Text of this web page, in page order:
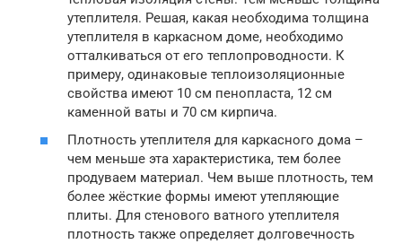
утеплителя. Решая, какая необходима толщина
утеплителя в каркасном доме, необходимо
отталкиваться от его теплопроводности. К
примеру, одинаковые теплоизоляционные
свойства имеют 10 см пенопласта, 12 см
каменной ваты и 70 см кирпича.
Плотность утеплителя для каркасного дома –
чем меньше эта характеристика, тем более
продуваем материал. Чем выше плотность, тем
более жёсткие формы имеют утепляющие
плиты. Для стенового ватного утеплителя
плотность также определяет долговечность